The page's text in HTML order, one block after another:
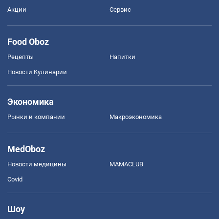
Акции Сервис
Food Oboz
Рецепты Напитки
Новости Кулинарии
Экономика
Рынки и компании Mакроэкономика
MedOboz
Новости медицины MAMACLUB
Covid
Шоу